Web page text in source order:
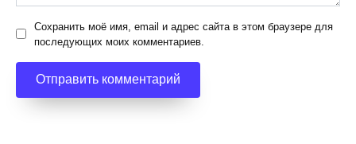
Сохранить моё имя, email и адрес сайта в этом браузере для
последующих моих комментариев.